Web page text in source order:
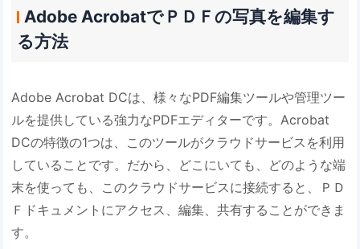
Adobe AcrobatでＰＤＦの写真を編集す
る方法
Adobe Acrobat DCは、様々なPDF編集ツールや管理ツー
ルを提供している強力なPDFエディターです。Acrobat
DCの特徴の1つは、このツールがクラウドサービスを利用
していることです。だから、どこにいても、どのような端
末を使っても、このクラウドサービスに接続すると、ＰＤ
Ｆドキュメントにアクセス、編集、共有することができま
す。